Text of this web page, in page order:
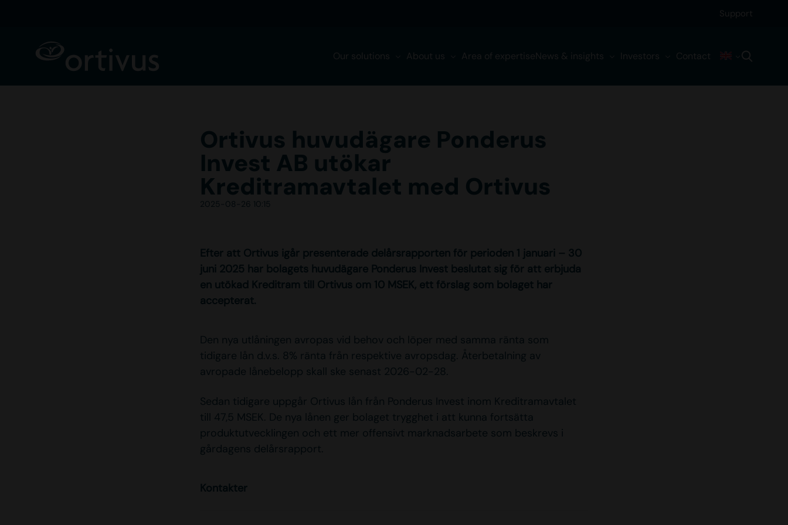
Support
Our solutions About us Area of expertiseNews & insights Investors Contact
Ortivus huvudägare Ponderus
Invest AB utökar
Kreditramavtalet med Ortivus
2025-08-26 10:15
Efter att Ortivus igår presenterade delårsrapporten för perioden 1 januari – 30
juni 2025 har bolagets huvudägare Ponderus Invest beslutat sig för att erbjuda
en utökad Kreditram till Ortivus om 10 MSEK, ett förslag som bolaget har
accepterat.
Den nya utlåningen avropas vid behov och löper med samma ränta som
tidigare lån d.v.s. 8% ränta från respektive avropsdag. Återbetalning av
avropade lånebelopp skall ske senast 2026-02-28.
Sedan tidigare uppgår Ortivus lån från Ponderus Invest inom Kreditramavtalet
till 47,5 MSEK. De nya lånen ger bolaget trygghet i att kunna fortsätta
produktutvecklingen och ett mer offensivt marknadsarbete som beskrevs i
gårdagens delårsrapport.
Kontakter